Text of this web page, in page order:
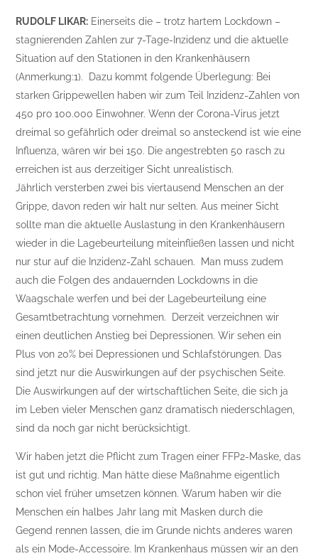
RUDOLF LIKAR: Einerseits die – trotz hartem Lockdown –
stagnierenden Zahlen zur 7-Tage-Inzidenz und die aktuelle
Situation auf den Stationen in den Krankenhäusern
(Anmerkung:1). Dazu kommt folgende Überlegung: Bei
starken Grippewellen haben wir zum Teil Inzidenz-Zahlen von
450 pro 100.000 Einwohner. Wenn der Corona-Virus jetzt
dreimal so gefährlich oder dreimal so ansteckend ist wie eine
Influenza, wären wir bei 150. Die angestrebten 50 rasch zu
erreichen ist aus derzeitiger Sicht unrealistisch.
Jährlich versterben zwei bis viertausend Menschen an der
Grippe, davon reden wir halt nur selten. Aus meiner Sicht
sollte man die aktuelle Auslastung in den Krankenhäusern
wieder in die Lagebeurteilung miteinfließen lassen und nicht
nur stur auf die Inzidenz-Zahl schauen. Man muss zudem
auch die Folgen des andauernden Lockdowns in die
Waagschale werfen und bei der Lagebeurteilung eine
Gesamtbetrachtung vornehmen. Derzeit verzeichnen wir
einen deutlichen Anstieg bei Depressionen. Wir sehen ein
Plus von 20% bei Depressionen und Schlafstörungen. Das
sind jetzt nur die Auswirkungen auf der psychischen Seite.
Die Auswirkungen auf der wirtschaftlichen Seite, die sich ja
im Leben vieler Menschen ganz dramatisch niederschlagen,
sind da noch gar nicht berücksichtigt.
Wir haben jetzt die Pflicht zum Tragen einer FFP2-Maske, das
ist gut und richtig. Man hätte diese Maßnahme eigentlich
schon viel früher umsetzen können. Warum haben wir die
Menschen ein halbes Jahr lang mit Masken durch die
Gegend rennen lassen, die im Grunde nichts anderes waren
als ein Mode-Accessoire. Im Krankenhaus müssen wir an den